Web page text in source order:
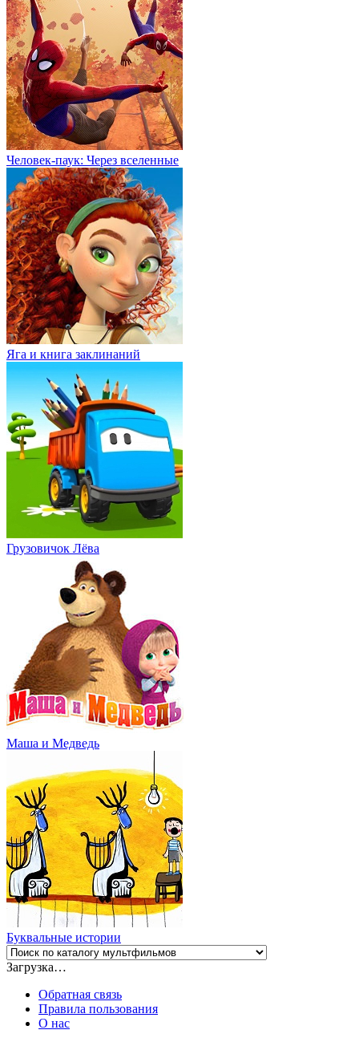
Человек-паук: Через вселенные
Яга и книга заклинаний
Грузовичок Лёва
Маша и Медведь
Буквальные истории
Загрузка…
Обратная связь
Правила пользования
О нас